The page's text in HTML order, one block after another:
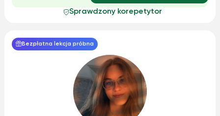
Sprawdzony korepetytor
Bezpłatna lekcja próbna